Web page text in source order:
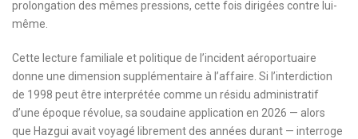
prolongation des mêmes pressions, cette fois dirigées contre lui-
même.
Cette lecture familiale et politique de l’incident aéroportuaire
donne une dimension supplémentaire à l’affaire. Si l’interdiction
de 1998 peut être interprétée comme un résidu administratif
d’une époque révolue, sa soudaine application en 2026 — alors
que Hazgui avait voyagé librement des années durant — interroge